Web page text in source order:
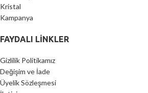
Kristal
Kampanya
FAYDALI LİNKLER
Gizlilik Politikamız
Değişim ve İade
Üyelik Sözleşmesi